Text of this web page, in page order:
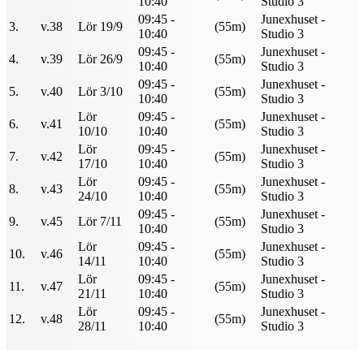
3.
v.38 Lör 19/9
09:45 -
10:40
(55m)
Junexhuset -
Studio 3
4.
v.39 Lör 26/9
09:45 -
10:40
(55m)
Junexhuset -
Studio 3
5.
v.40 Lör 3/10
09:45 -
10:40
(55m)
Junexhuset -
Studio 3
6.
v.41
Lör
10/10
09:45 -
10:40
(55m)
Junexhuset -
Studio 3
7.
v.42
Lör
17/10
09:45 -
10:40
(55m)
Junexhuset -
Studio 3
8.
v.43
Lör
24/10
09:45 -
10:40
(55m)
Junexhuset -
Studio 3
9.
v.45 Lör 7/11
09:45 -
10:40
(55m)
Junexhuset -
Studio 3
10.
v.46
Lör
14/11
09:45 -
10:40
(55m)
Junexhuset -
Studio 3
11.
v.47
Lör
21/11
09:45 -
10:40
(55m)
Junexhuset -
Studio 3
12.
v.48
Lör
28/11
09:45 -
10:40
(55m)
Junexhuset -
Studio 3